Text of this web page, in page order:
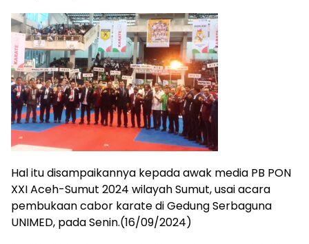
Hal itu disampaikannya kepada awak media PB PON
XXI Aceh-Sumut 2024 wilayah Sumut, usai acara
pembukaan cabor karate di Gedung Serbaguna
UNIMED, pada Senin.(16/09/2024)